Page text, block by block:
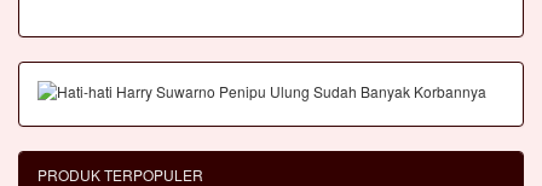
PRODUK TERPOPULER